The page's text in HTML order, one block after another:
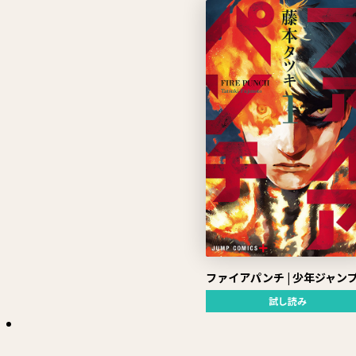
ファイアパンチ | 少年ジャン
試し読み